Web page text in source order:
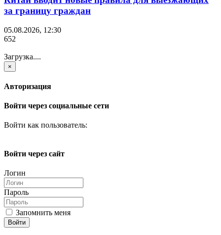
за границу граждан
05.08.2026, 12:30
652
Загрузка....
×
Авторизация
Войти через социальные сети
Войти как пользователь:
Войти через сайт
Логин
Пароль
Запомнить меня